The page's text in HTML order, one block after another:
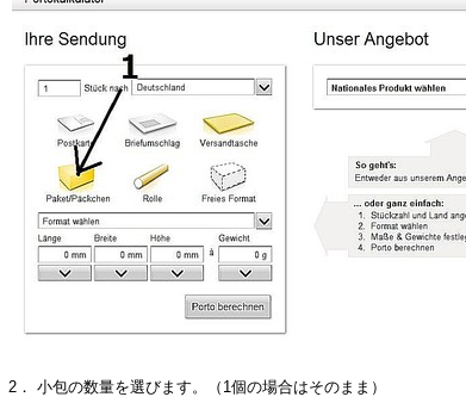
2． 小包の数量を選びます。（1個の場合はそのまま）